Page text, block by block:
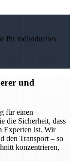
Ihr individuelles
und
für einen
die Sicherheit, dass
Experten ist. Wir
den Transport – so
konzentrieren,